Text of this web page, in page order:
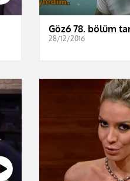
Göz6 78. bölüm
28/12/2016